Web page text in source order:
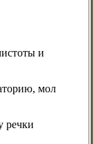
и
мол
речки